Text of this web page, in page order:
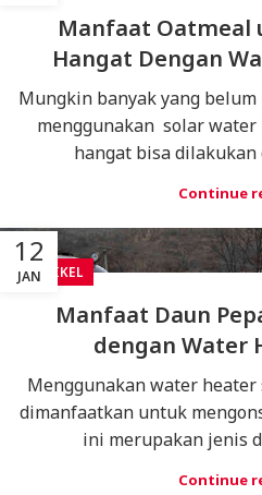
Manfaat Oatmeal
Hangat Dengan
Mungkin banyak yang
menggunakan solar
hangat bisa dilakukan
Continue
ARTIKEL
Manfaat Daun
dengan Water
Menggunakan water
dimanfaatkan untuk
ini merupakan jenis
Continue
12
JAN